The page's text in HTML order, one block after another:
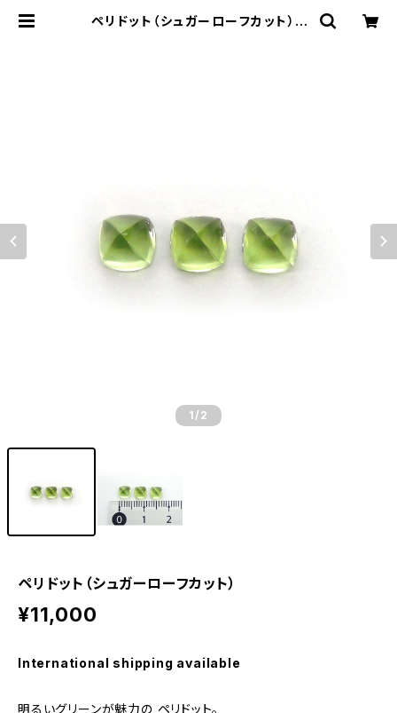
ペリドット（シュガーローフカット） |
1 /2
ペリドット（シュガーローフカット）
¥11,000
International shipping available
明るいグリーンが魅力の ペリドット。